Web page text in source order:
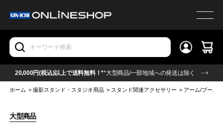
20,000円(税込)以上で送料無料！**大型商品/一部地域への発送は除く
ホーム >撮影スタンド・スタジオ用品 > スタンド関連アクセサリー > アーム/ブーム
大型商品